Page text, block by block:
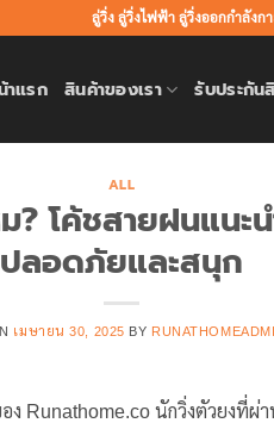
ลู่วิ่ง ลู่วิ่งไฟฟ้า ลู่วิ่งออกกำลัง
าแรก สินค้าของเรา รับประกัน
ALL
โค้ชสายฝนแนะน
ปลอดภัยและสนุก
เมษายน 30, 2025 BY
Runathome.co นักวิ่งตัวยงที่ผ่